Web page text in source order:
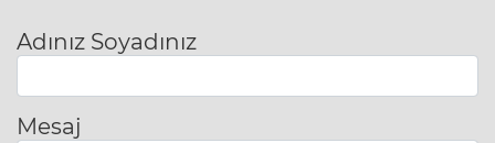
Adınız Soyadınız
Mesaj